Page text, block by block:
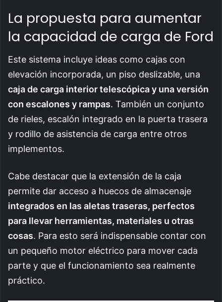
La propuesta para aumentar
la capacidad de carga de Ford
Este sistema incluye ideas como cajas con
elevación incorporada, un piso deslizable, una
caja de carga interior telescópica y una versión
con escalones y rampas. También un conjunto
de rieles, escalón integrado en la puerta trasera
y rodillo de asistencia de carga entre otros
implementos.
Cabe destacar que la extensión de la caja
permite dar acceso a huecos de almacenaje
integrados en las aletas traseras, perfectos
para llevar herramientas, materiales u otras
cosas. Para esto será indispensable contar con
un pequeño motor eléctrico para mover cada
parte y que el funcionamiento sea realmente
práctico.